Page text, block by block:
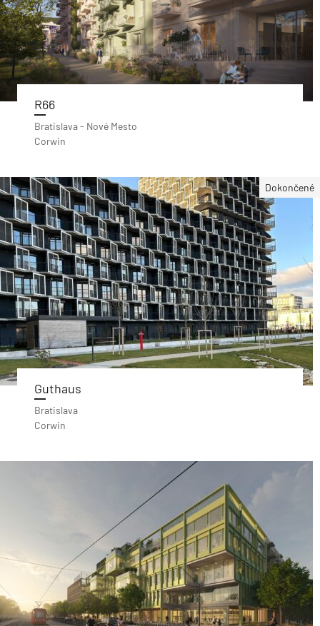
R66
Bratislava - Nové Mesto
Corwin
Dokončené
Guthaus
Bratislava
Corwin